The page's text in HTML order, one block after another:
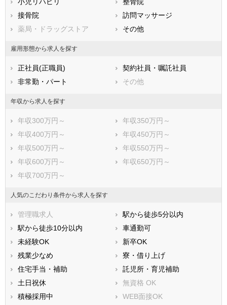
広島県
徳島県
香川県
愛媛県
鹿児島県
接骨院
訪問マッサージ
薬局・ドラッグストア
その他
雇用形態から求人を探す
正社員(正職員)
契約社員・嘱託社員
非常勤・パート
その他
年収から求人を探す
年収300万円～
年収350万円～
年収400万円～
年収450万円～
年収500万円～
年収550万円～
年収600万円～
年収650万円～
年収700万円～
人気のこだわり条件から求人を探す
管理職求人
駅から徒歩5分以内
駅から徒歩10分以内
車通勤可
未経験OK
新卒OK
残業少なめ
寮・借り上げ
住宅手当・補助
託児所・育児補助
土日祝休
無資格 OK
積極採用中
WEB面接OK